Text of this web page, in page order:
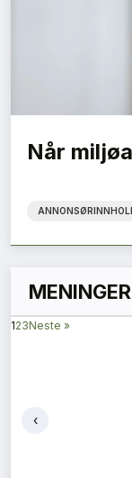
Når
MENINGER
123Neste »
‹